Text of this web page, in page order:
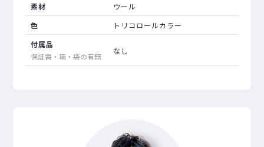
素材
ウール
色
トリコロールカラー
付属品
保証書・箱・袋の有無
なし